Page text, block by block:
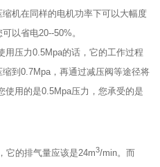
机在同样的电机功率下可以大幅度
以省电20--50%。
用压力0.5Mpa的话，它的工作过程
到0.7Mpa，再通过减压阀等途径将
使用的是0.5Mpa压力，您承受的是
它的排气量应该是24m3/min。而